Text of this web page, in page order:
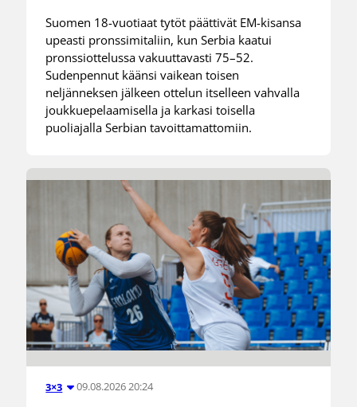
Suomen 18-vuotiaat tytöt päättivät EM-kisansa
upeasti pronssimitaliin, kun Serbia kaatui
pronssiottelussa vakuuttavasti 75–52.
Sudenpennut käänsi vaikean toisen
neljänneksen jälkeen ottelun itselleen vahvalla
joukkuepelaamisella ja karkasi toisella
puoliajalla Serbian tavoittamattomiin.
3×3 09.08.2026 20:24